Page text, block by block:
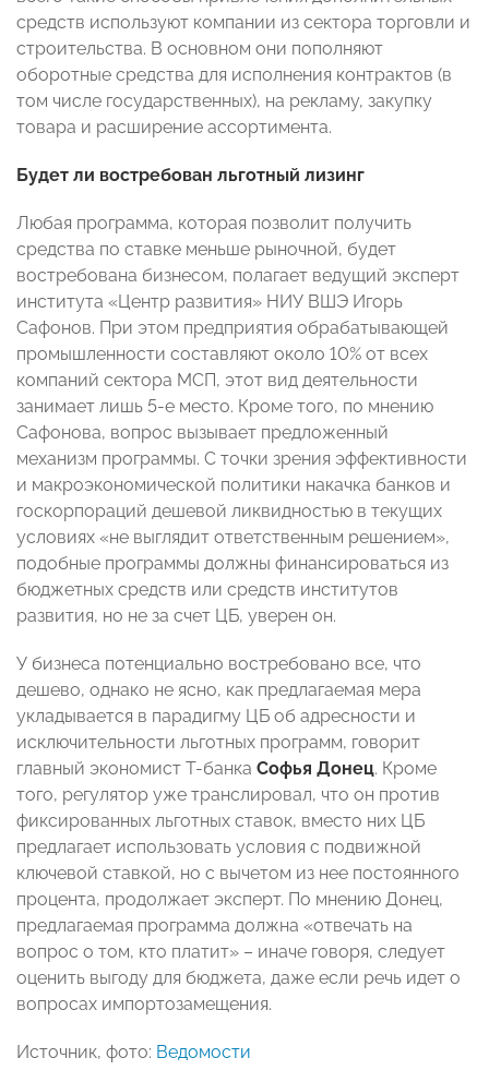
средств используют компании из сектора торговли и
строительства. В основном они пополняют
оборотные средства для исполнения контрактов (в
том числе государственных), на рекламу, закупку
товара и расширение ассортимента.
Будет ли востребован льготный лизинг
Любая программа, которая позволит получить
средства по ставке меньше рыночной, будет
востребована бизнесом, полагает ведущий эксперт
института «Центр развития» НИУ ВШЭ Игорь
Сафонов. При этом предприятия обрабатывающей
промышленности составляют около 10% от всех
компаний сектора МСП, этот вид деятельности
занимает лишь 5-е место. Кроме того, по мнению
Сафонова, вопрос вызывает предложенный
механизм программы. С точки зрения эффективности
и макроэкономической политики накачка банков и
госкорпораций дешевой ликвидностью в текущих
условиях «не выглядит ответственным решением»,
подобные программы должны финансироваться из
бюджетных средств или средств институтов
развития, но не за счет ЦБ, уверен он.
У бизнеса потенциально востребовано все, что
дешево, однако не ясно, как предлагаемая мера
укладывается в парадигму ЦБ об адресности и
исключительности льготных программ, говорит
главный экономист Т-банка Софья Донец. Кроме
того, регулятор уже транслировал, что он против
фиксированных льготных ставок, вместо них ЦБ
предлагает использовать условия с подвижной
ключевой ставкой, но с вычетом из нее постоянного
процента, продолжает эксперт. По мнению Донец,
предлагаемая программа должна «отвечать на
вопрос о том, кто платит» – иначе говоря, следует
оценить выгоду для бюджета, даже если речь идет о
вопросах импортозамещения.
Источник, фото: Ведомости